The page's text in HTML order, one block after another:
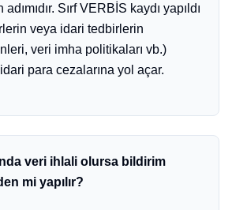
Sırf VERBİS kaydı yapıldı
veya idari tedbirlerin
veri imha politikaları vb.)
idari para cezalarına yol açar.
veri ihlali olursa bildirim
mi yapılır?